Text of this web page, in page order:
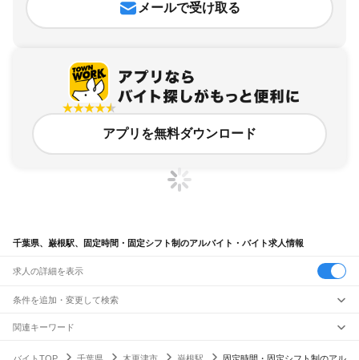
メールで受け取る
アプリを無料ダウンロード
千葉県、巌根駅、固定時間・固定シフト制のアルバイト・バイト求人情報
求人の詳細を表示
条件を追加・変更して検索
市区町村を追加・変更
駅を追加・変更
関連キーワード